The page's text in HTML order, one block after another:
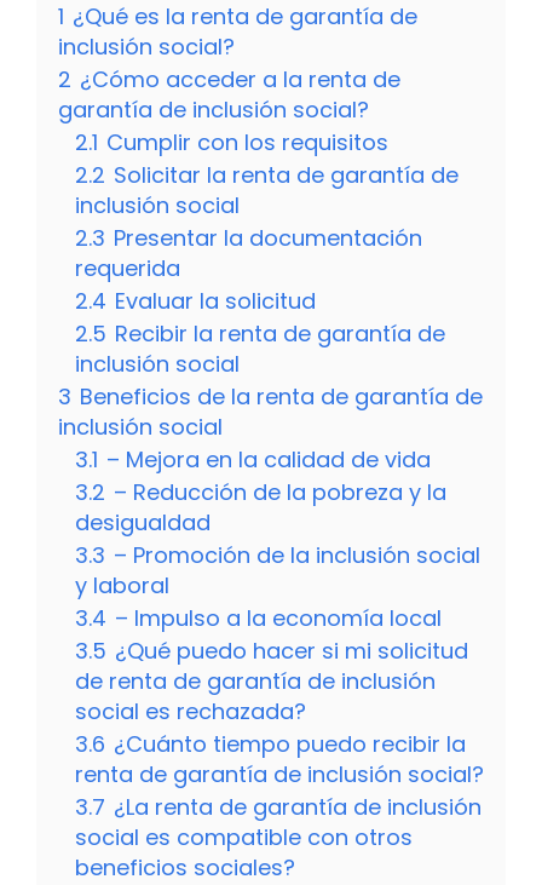
1 ¿Qué es la renta de garantía de
inclusión social?
2 ¿Cómo acceder a la renta de
garantía de inclusión social?
2.1 Cumplir con los requisitos
2.2 Solicitar la renta de garantía de
inclusión social
2.3 Presentar la documentación
requerida
2.4 Evaluar la solicitud
2.5 Recibir la renta de garantía de
inclusión social
3 Beneficios de la renta de garantía de
inclusión social
3.1 – Mejora en la calidad de vida
3.2 – Reducción de la pobreza y la
desigualdad
3.3 – Promoción de la inclusión social
y laboral
3.4 – Impulso a la economía local
3.5 ¿Qué puedo hacer si mi solicitud
de renta de garantía de inclusión
social es rechazada?
3.6 ¿Cuánto tiempo puedo recibir la
renta de garantía de inclusión social?
3.7 ¿La renta de garantía de inclusión
social es compatible con otros
beneficios sociales?